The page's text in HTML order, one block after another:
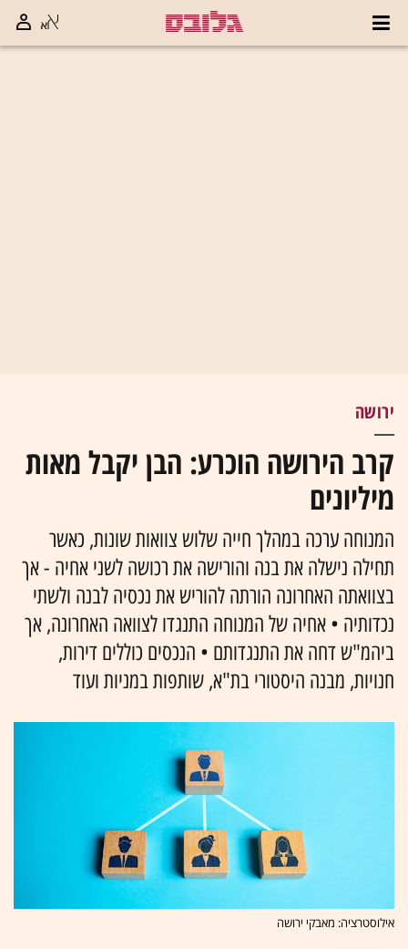
ירושה
קרב הירושה הוכרע: הבן יקבל מאות
מיליונים
המנוחה ערכה במהלך חייה שלוש צוואות שונות, כאשר
תחילה נישלה את בנה והורישה את רכושה לשני אחיה - אך
בצוואתה האחרונה הורתה להוריש את נכסיה לבנה ולשתי
נכדותיה • אחיה של המנוחה התנגדו לצוואה האחרונה, אך
ביהמ"ש דחה את התנגדותם • הנכסים כוללים דירות,
חנויות, מבנה היסטורי בת"א, שותפות במניות ועוד
אילוסטרציה: מאבקי ירושה